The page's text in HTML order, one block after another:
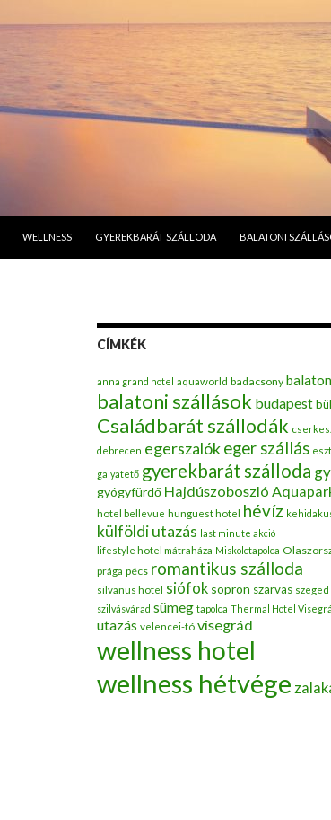
WELLNESS GYEREKBARÁT SZÁLLODA BALATONI
CÍMKÉK
anna grand hotel aquaworld badacsony
balatoni szállások budapest
Családbarát szállodák
debrecen egerszalókeger szállás
galyatető gyerekbarát szálloda
gyógyfürdő Hajdúszoboszló
hotel bellevue hunguest hotel hévíz
külföldi utazás last minute akció
lifestyle hotel mátraháza Miskolctapolca
prága pécs romantikus szálloda
silvanus hotel siófok sopron szarvas szeged
szilvásvárad sümeg tapolca Thermal Hotel
utazás velencei-tó visegrád
wellness hotel
wellness hétvége